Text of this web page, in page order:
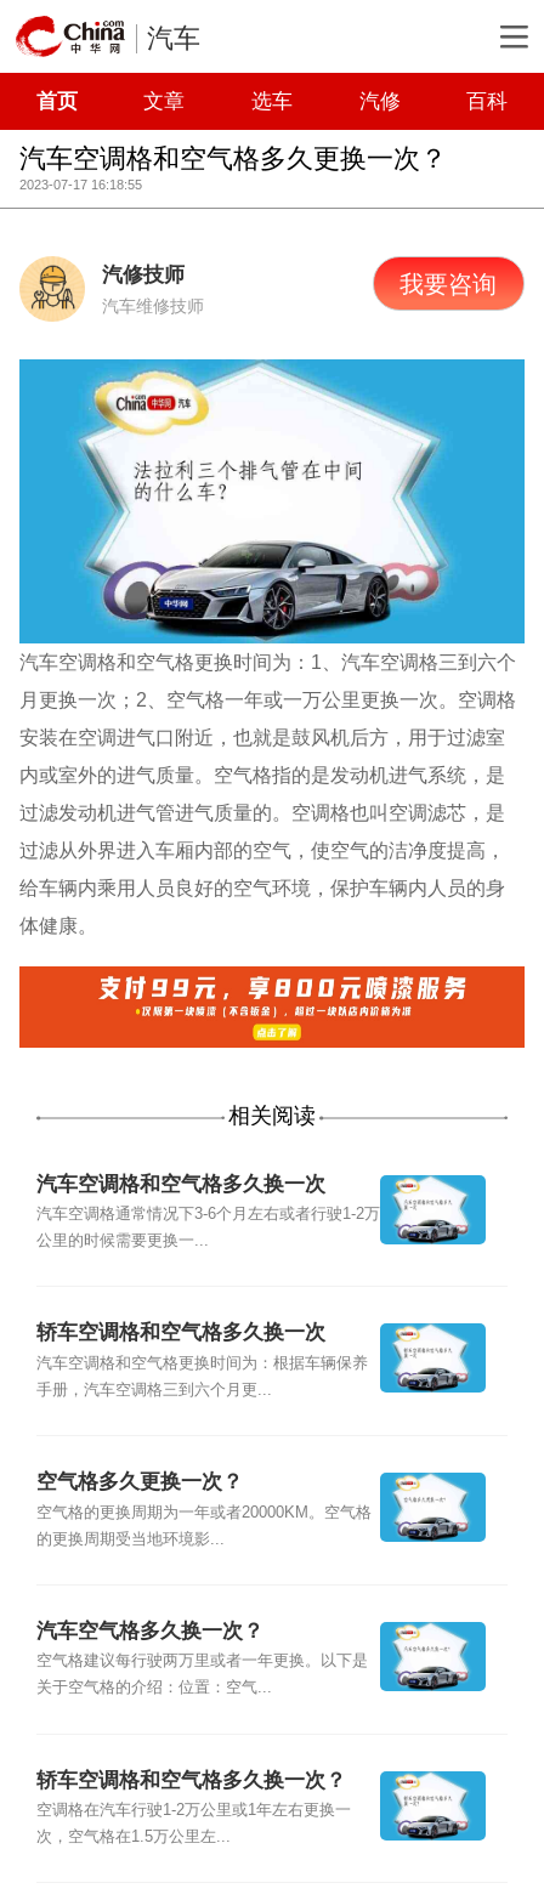
汽车
首页 文章 选车 汽修 百科
汽车空调格和空气格多久更换一次？
2023-07-17 16:18:55
汽修技师
汽车维修技师
我要咨询
汽车空调格和空气格更换时间为：1、汽车空调格三到六个
月更换一次；2、空气格一年或一万公里更换一次。空调格
安装在空调进气口附近，也就是鼓风机后方，用于过滤室
内或室外的进气质量。空气格指的是发动机进气系统，是
过滤发动机进气管进气质量的。空调格也叫空调滤芯，是
过滤从外界进入车厢内部的空气，使空气的洁净度提高，
给车辆内乘用人员良好的空气环境，保护车辆内人员的身
体健康。
相关阅读
汽车空调格和空气格多久换一次
汽车空调格通常情况下3-6个月左右或者行驶1-2万
公里的时候需要更换一...
轿车空调格和空气格多久换一次
汽车空调格和空气格更换时间为：根据车辆保养
手册，汽车空调格三到六个月更...
空气格多久更换一次？
空气格的更换周期为一年或者20000KM。空气格
的更换周期受当地环境影...
汽车空气格多久换一次？
空气格建议每行驶两万里或者一年更换。以下是
关于空气格的介绍：位置：空气...
轿车空调格和空气格多久换一次？
空调格在汽车行驶1-2万公里或1年左右更换一
次，空气格在1.5万公里左...